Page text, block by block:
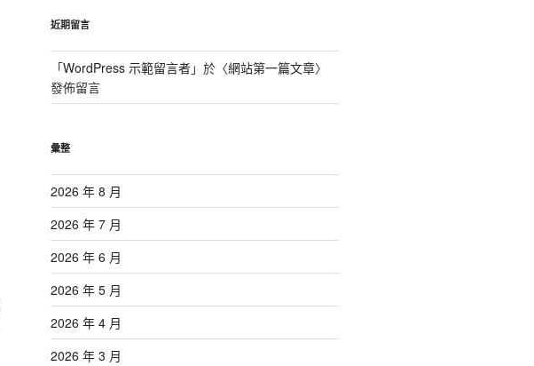
近期留言
「WordPress 示範留言者」於〈網站第一篇文章〉
發佈留言
彙整
2026 年 8 月
2026 年 7 月
2026 年 6 月
2026 年 5 月
2026 年 4 月
2026 年 3 月